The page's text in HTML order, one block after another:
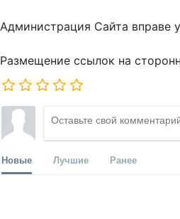
Администрация Сайта вправе
Размещение ссылок на
Новые Лучшие Ранее